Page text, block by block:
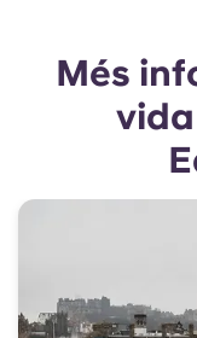
Més